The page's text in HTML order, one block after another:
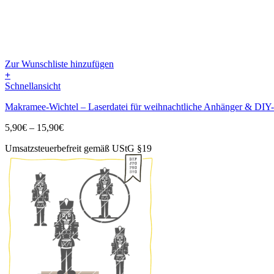
Zur Wunschliste hinzufügen
+
Dieses
weist
Varianten
Die
Optionen
können
auf
der
Produktseite
gewählt
werden
Schnellansicht
Makramee-Wichtel – Laserdatei für weihnachtliche Anhänger &
5,90€ – 15,90€Preisspanne:
bis
15,90€
Umsatzsteuerbefreit gemäß UStG §19